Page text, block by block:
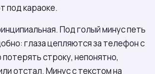
под караоке.
Под голый минус петь
глаза цепляются за телефон с
потерять строку, непонятно,
отстал. Минус с текстом на